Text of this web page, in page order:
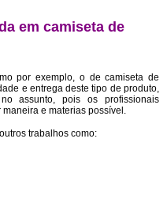
em camiseta de
por exemplo, o de camiseta de
e entrega deste tipo de produto,
assunto, pois os profissionais
e materias possível.
trabalhos como: